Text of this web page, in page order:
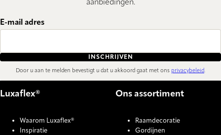
aanbiedingen.
E-mail adres
INSCHRIJVEN
Door u aan te melden bevestigt u dat u akkoord gaat met ons privacybeleid.
Luxaflex®
Waarom Luxaflex®
Inspiratie
Ons assortiment
Raamdecoratie
Gordijnen